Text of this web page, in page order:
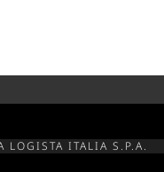
LOGISTA ITALIA S.P.A.